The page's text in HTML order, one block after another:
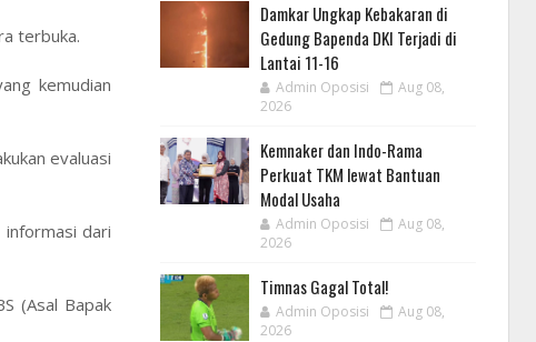
terbuka.
kemudian
evaluasi
dari
(Asal Bapak
Damkar Ungkap Kebakaran di
Gedung Bapenda DKI Terjadi di
Lantai 11-16
Admin Oposisi
Aug 08,
2026
Kemnaker dan Indo-Rama
Perkuat TKM lewat Bantuan
Modal Usaha
Admin Oposisi
Aug 08,
2026
Timnas Gagal Total!
Admin Oposisi
Aug 08,
2026